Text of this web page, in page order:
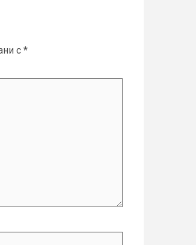
с *